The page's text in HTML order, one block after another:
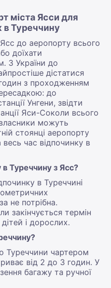
міста Ясси для
в Туреччину
Ясс до аеропорту всього
доїхати
З України до
дістатися
з проходженням
до
Унгени, звідти
Яси-Соколи всього
можуть
стоянці аеропорту
час відпочинку в
в Туреччину з Ясс?
в Туреччині
не потрібна.
закінчується термін
і дорослих.
Туреччини чартером
від 2 до 3 годин. У
багажу та ручної